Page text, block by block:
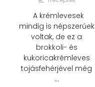
A krémlevesek
mindig is népszerűek
voltak, de ez a
brokkoli- és
kukoricakrémleves
tojásfehérjével még
…